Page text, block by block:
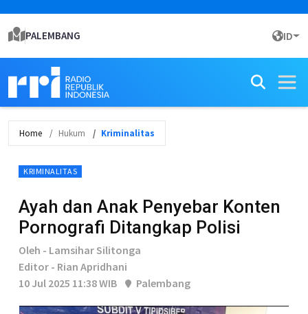
PALEMBANG ID
Home Hukum Kriminalitas
KRIMINALITAS
Ayah dan Anak Penyebar Konten
Pornografi Ditangkap Polisi
Oleh - Lamsihar Silitonga
Editor - Rian Apridhani
10 Jul 2025 11:38 WIB
Palembang